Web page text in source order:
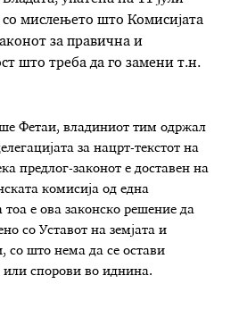
со мислењето што Комисијата
за правична и
што треба да го замени т.н.
Фетаи, владиниот тим одржал
за нацрт-текстот на
предлог-законот е доставен на
комисија од една
е ова законско решение да
со Уставот на земјата и
со што нема да се остави
или спорови во иднина.